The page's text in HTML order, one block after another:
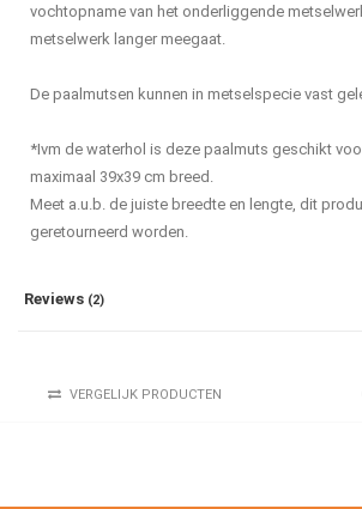
vochtopname van het onderliggende
metselwerk langer meegaat.
De paalmutsen kunnen in metselspecie vast
*Ivm de waterhol is deze paalmuts geschikt
maximaal 39x39 cm breed.
Meet a.u.b. de juiste breedte en lengte, dit
geretourneerd worden.
Reviews (2)
VERGELIJK PRODUCTEN